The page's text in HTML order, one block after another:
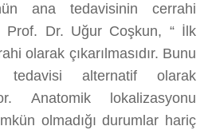
ana tedavisinin cerrahi
Prof. Dr. Uğur Coşkun, “ İlk
olarak çıkarılmasıdır. Bunu
tedavisi alternatif olarak
Anatomik lokalizasyonu
olmadığı durumlar hariç